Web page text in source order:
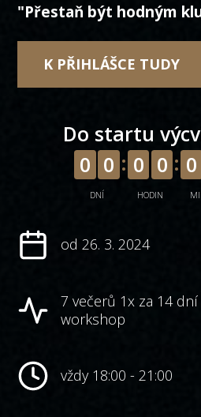
"Přestaň být hodným
K PŘIHLÁŠCE TUDY
Do startu
0 0
DNÍ
0 0
HODIN
0
od 26. 3. 2024
7 večerů 1x za 14
workshop
vždy 18:00 - 21:00